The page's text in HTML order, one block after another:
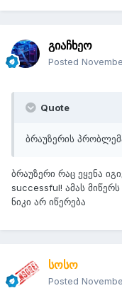
გიაჩხეო
Posted
Quote
ბრაუზერის
ბრაუზერი რაც ეყენა
successful! ამას
ნიკი არ იწერება
სოსო
Posted